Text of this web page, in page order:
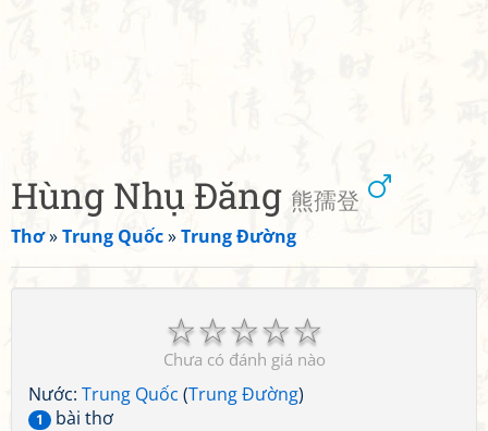
Hùng Nhụ Đăng 熊孺登
Thơ»Trung Quốc»Trung Đường
☆
☆
☆
☆
☆
Chưa có đánh giá nào
Nước: Trung Quốc (Trung Đường)
1
bài thơ